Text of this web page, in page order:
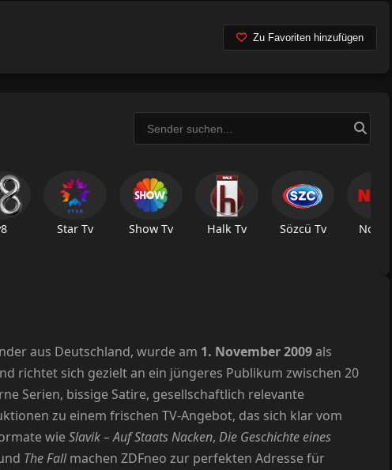
Zu Favoriten hinzufügen
Star Tv Show Tv Halk Tv Sözcü Tv Now Tv
aus Deutschland, wurde am 1. November 2009als
richtet sich gezielt an ein jüngeres Publikum zwischen 20
Serien, bissige Satire, gesellschaftlich relevante
zu einem frischen TV-Angebot, das sich klar vom
wieSlavik – Auf Staats Nacken, Die Geschichte eines
The Fallmachen ZDFneo zur perfekten Adresse für